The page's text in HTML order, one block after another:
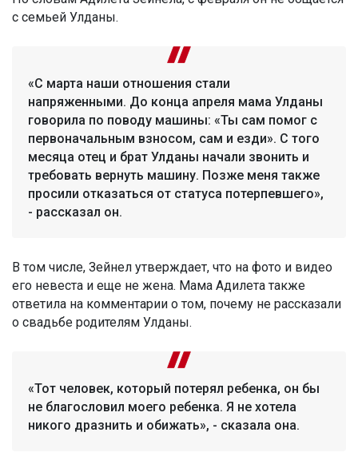
с семьей Улданы.
«С марта наши отношения стали
напряженными. До конца апреля мама Улданы
говорила по поводу машины: «Ты сам помог с
первоначальным взносом, сам и езди». С того
месяца отец и брат Улданы начали звонить и
требовать вернуть машину. Позже меня также
просили отказаться от статуса потерпевшего»,
- рассказал он.
В том числе, Зейнел утверждает, что на фото и видео
его невеста и еще не жена. Мама Адилета также
ответила на комментарии о том, почему не рассказали
о свадьбе родителям Улданы.
«Тот человек, который потерял ребенка, он бы
не благословил моего ребенка. Я не хотела
никого дразнить и обижать», - сказала она.